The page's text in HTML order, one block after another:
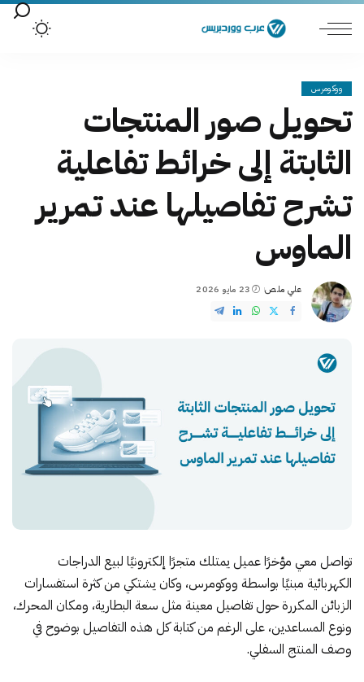
ووكومرس
تحويل صور المنتجات
الثابتة إلى خرائط تفاعلية
تشرح تفاصيلها عند تمرير
الماوس
Posted
by
علي ملص 23 مايو 2026
تواصل معي مؤخرًا عميل يمتلك متجرًا إلكترونيًا لبيع الدراجات
الكهربائية مبنيًا بواسطة ووكومرس، وكان يشتكي من كثرة استفسارات
الزبائن المكررة حول تفاصيل معينة مثل سعة البطارية، ومكان المحرك،
ونوع المساعدين، على الرغم من كتابة كل هذه التفاصيل بوضوح في
وصف المنتج السفلي.